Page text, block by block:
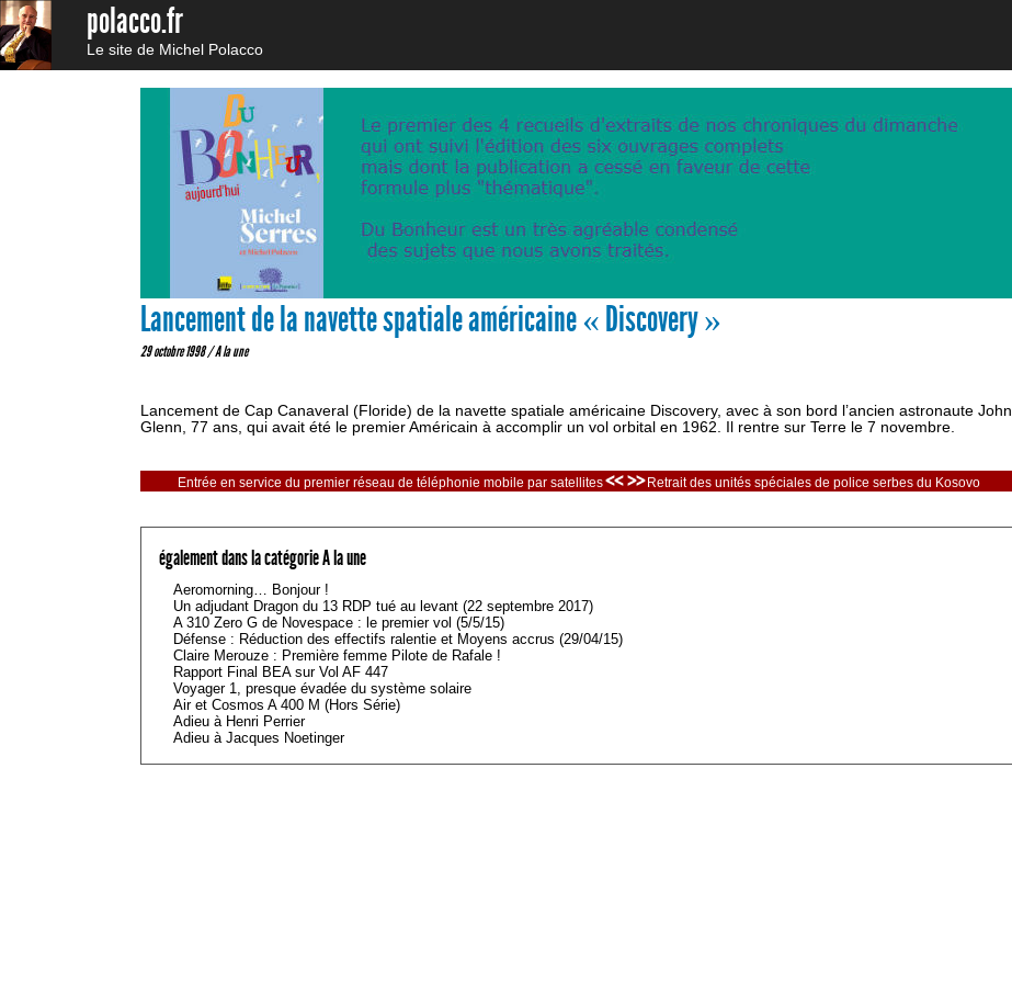
polacco.fr
Le site de Michel Polacco
Lancement de la navette spatiale américaine « Discovery »
29 octobre 1998 /A la une
Lancement de Cap Canaveral (Floride) de la navette spatiale américaine Discovery, avec à son bord l’ancien astronaute John
Glenn, 77 ans, qui avait été le premier Américain à accomplir un vol orbital en 1962. Il rentre sur Terre le 7 novembre.
Entrée en service du premier réseau de téléphonie mobile par satellites<< >> Retrait des unités spéciales de police serbes du Kosovo
également dans la catégorie A la une
Aeromorning… Bonjour !
Un adjudant Dragon du 13 RDP tué au levant (22 septembre 2017)
A 310 Zero G de Novespace : le premier vol (5/5/15)
Défense : Réduction des effectifs ralentie et Moyens accrus (29/04/15)
Claire Merouze : Première femme Pilote de Rafale !
Rapport Final BEA sur Vol AF 447
Voyager 1, presque évadée du système solaire
Air et Cosmos A 400 M (Hors Série)
Adieu à Henri Perrier
Adieu à Jacques Noetinger